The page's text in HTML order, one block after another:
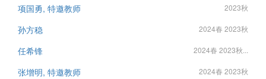
项国勇, 特邀教师 2023秋
孙方稳 2024春 2023秋
任希锋 2024春 2023秋...
张增明, 特邀教师 2024春 2023秋